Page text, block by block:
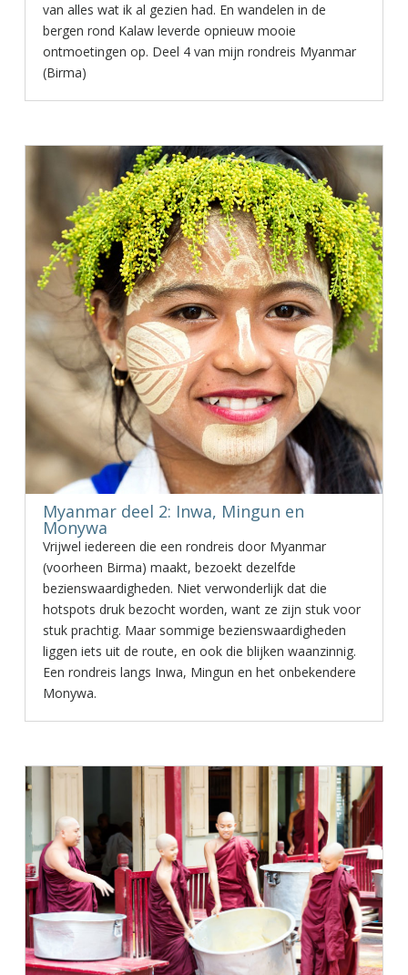
van alles wat ik al gezien had. En wandelen in de
bergen rond Kalaw leverde opnieuw mooie
ontmoetingen op. Deel 4 van mijn rondreis Myanmar
(Birma)
Myanmar deel 2: Inwa, Mingun en
Monywa
Vrijwel iedereen die een rondreis door Myanmar
(voorheen Birma) maakt, bezoekt dezelfde
bezienswaardigheden. Niet verwonderlijk dat die
hotspots druk bezocht worden, want ze zijn stuk voor
stuk prachtig. Maar sommige bezienswaardigheden
liggen iets uit de route, en ook die blijken waanzinnig.
Een rondreis langs Inwa, Mingun en het onbekendere
Monywa.